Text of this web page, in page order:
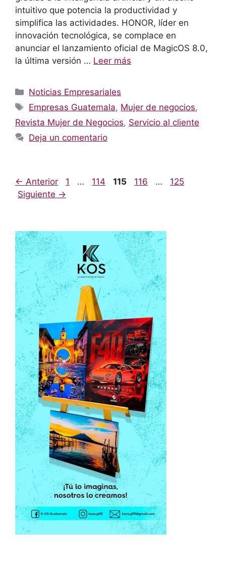
intuitivo que potencia la productividad y
simplifica las actividades. HONOR, líder en
innovación tecnológica, se complace en
anunciar el lanzamiento oficial de MagicOS 8.0,
la última versión … Leer más
Categorías
Noticias Empresariales
Etiquetas
Empresas Guatemala, Mujer de negocios,
Revista Mujer de Negocios, Servicio al cliente
Deja un comentario
← Anterior Página
1 … Página
114 Página
115 Página
116 … Página
125
Siguiente →